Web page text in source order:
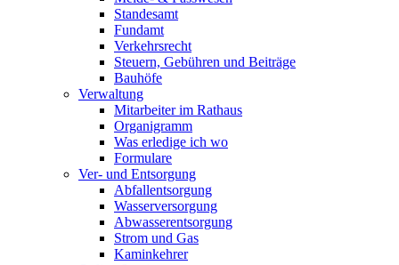
Standesamt
Fundamt
Verkehrsrecht
Steuern, Gebühren und Beiträge
Bauhöfe
Verwaltung
Mitarbeiter im Rathaus
Organigramm
Was erledige ich wo
Formulare
Ver- und Entsorgung
Abfallentsorgung
Wasserversorgung
Abwasserentsorgung
Strom und Gas
Kaminkehrer